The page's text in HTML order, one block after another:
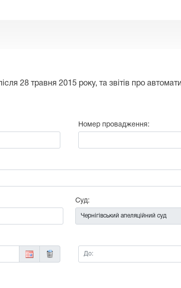
28 травня 2015 року, та звітів про
Номер провадження:
Суд:
До: